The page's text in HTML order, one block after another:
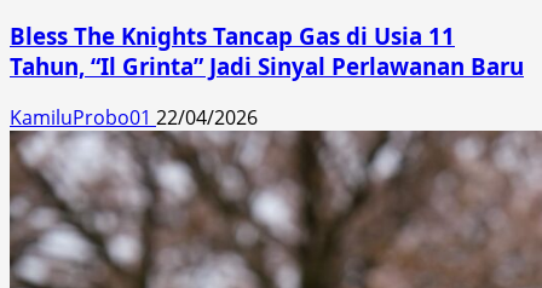
Bless The Knights Tancap Gas di Usia 11
Tahun, “Il Grinta” Jadi Sinyal Perlawanan Baru
KamiluProbo01 22/04/2026